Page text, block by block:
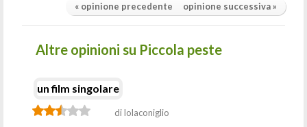
« opinione precedente opinione successiva »
Altre opinioni su Piccola peste
un film singolare
di lolaconiglio